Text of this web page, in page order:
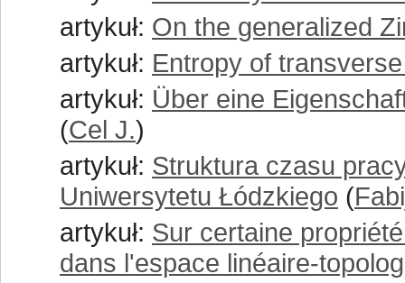
artykuł: On the generalized
artykuł: Entropy of
artykuł: Über eine
(Cel J.)
artykuł: Struktura czasu
Uniwersytetu Łódzkiego (
artykuł: Sur certaine
dans l'espace linéaire-